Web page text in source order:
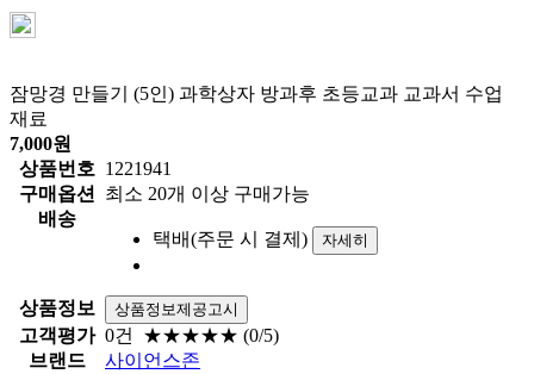
잠망경 만들기 (5인) 과학상자 방과후 초등교과 교과서 수업
재료
7,000원
상품번호 1221941
구매옵션
최소 20개 이상 구매가능
배송
택배(주문 시 결제)
자세히
상품정보 상품정보제공고시
고객평가 0건 ★★★★★ (0/5)
브랜드
사이언스존